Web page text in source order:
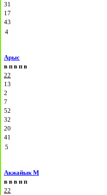
31
17
43
4
Арыс
в п в п в
22
13
2
7
52
32
20
41
5
Акжайык М
в в в н п
22